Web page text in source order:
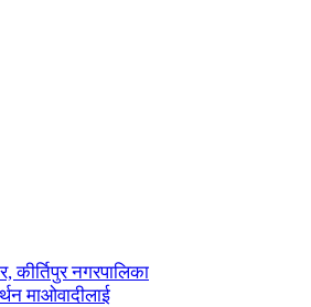
नगरपालिका
माओवादीलाई